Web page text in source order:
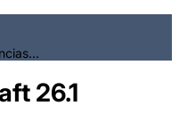
26.1